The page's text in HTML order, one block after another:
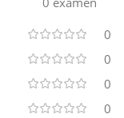
0
0
0
0